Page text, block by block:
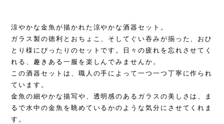
涼やかな金魚が描かれた涼やかな酒器セット。
ガラス製の徳利とおちょこ、そしてぐい吞みが揃った、おひ
とり様にぴったりのセットです。日々の疲れを忘れさせてく
れる、趣きある一服を楽しんでみませんか。
この酒器セットは、職人の手によって一つ一つ丁寧に作られ
ています。
金魚の細やかな描写や、透明感のあるガラスの美しさは、ま
るで水中の金魚を眺めているかのような気分にさせてくれま
す。